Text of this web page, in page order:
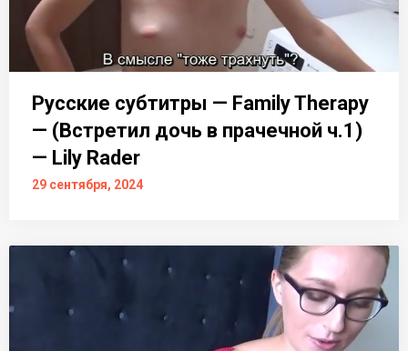
Русские субтитры — Family Therapy
— (Встретил дочь в прачечной ч.1)
— Lily Rader
29 сентября, 2024